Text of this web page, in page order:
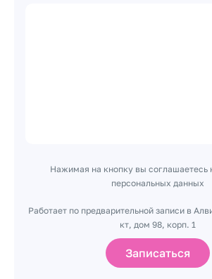
Нажимая на кнопку вы соглашаетесь
персональных данных
Работает по предварительной записи в
кт, дом 98, корп. 1
Записаться